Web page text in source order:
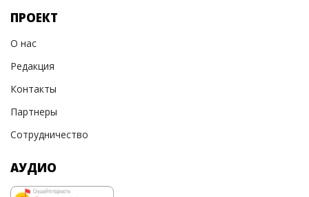
ПРОЕКТ
О нас
Редакция
Контакты
Партнеры
Сотрудничество
АУДИО